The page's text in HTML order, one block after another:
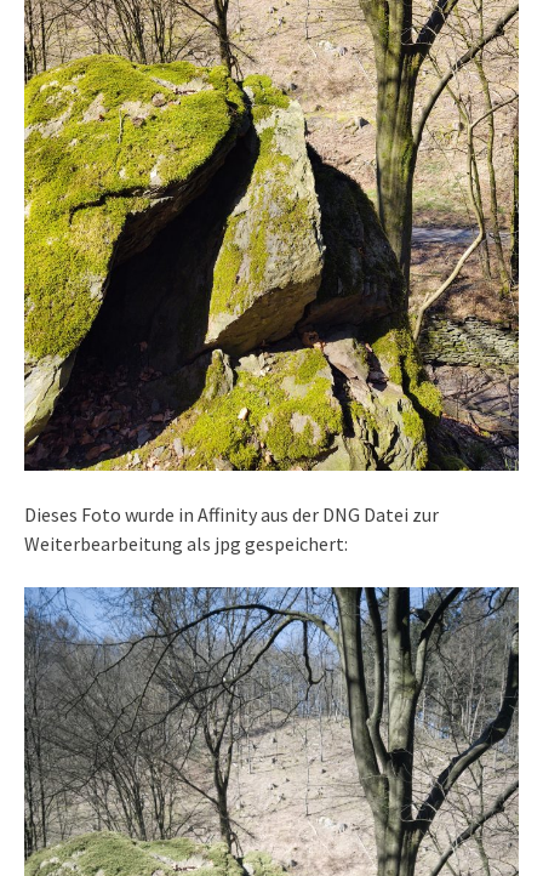
Dieses Foto wurde in Affinity aus der DNG Datei zur
Weiterbearbeitung als jpg gespeichert: